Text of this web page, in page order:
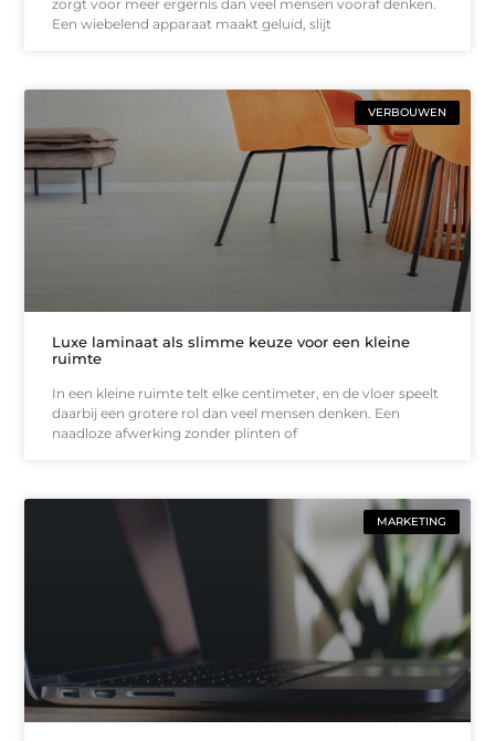
zorgt voor meer ergernis dan veel mensen vooraf denken.
Een wiebelend apparaat maakt geluid, slijt
VERBOUWEN
Luxe laminaat als slimme keuze voor een kleine
ruimte
In een kleine ruimte telt elke centimeter, en de vloer speelt
daarbij een grotere rol dan veel mensen denken. Een
naadloze afwerking zonder plinten of
MARKETING